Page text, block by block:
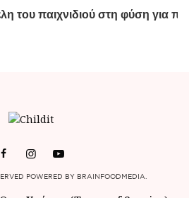
POWERED BY BRAINFOODMEDIA.